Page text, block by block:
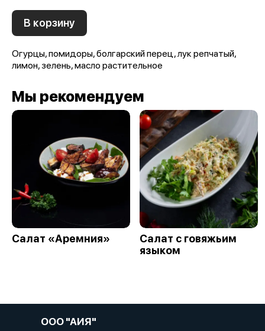
В корзину
Огурцы, помидоры, болгарский перец, лук репчатый,
лимон, зелень, масло растительное
Мы рекомендуем
Салат «Аремния»
Салат с говяжьим
языком
ООО "АИЯ"